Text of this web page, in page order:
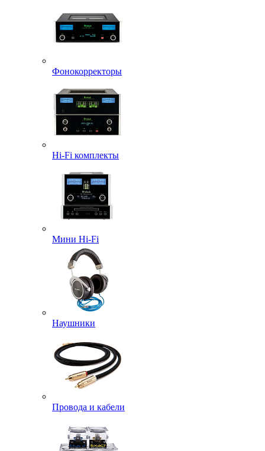
Фонокорректоры
Hi-Fi комплекты
Мини Hi-Fi
Наушники
Провода и кабели